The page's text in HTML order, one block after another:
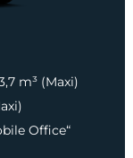
m³ (Maxi)
Office“